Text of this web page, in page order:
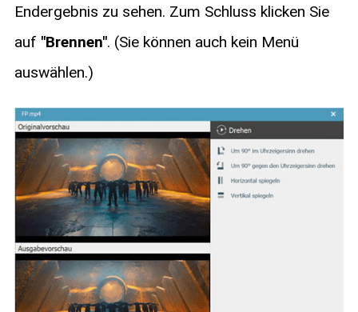
Endergebnis zu sehen. Zum Schluss klicken Sie
auf "Brennen". (Sie können auch kein Menü
auswählen.)